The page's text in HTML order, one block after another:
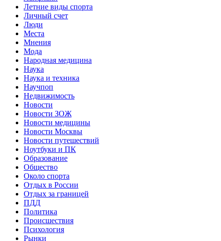
Летние виды спорта
Личный счет
Люди
Места
Мнения
Мода
Народная медицина
Наука
Наука и техника
Научпоп
Недвижимость
Новости
Новости ЗОЖ
Новости медицины
Новости Москвы
Новости путешествий
Ноутбуки и ПК
Образование
Общество
Около спорта
Отдых в России
Отдых за границей
ПДД
Политика
Происшествия
Психология
Рынки